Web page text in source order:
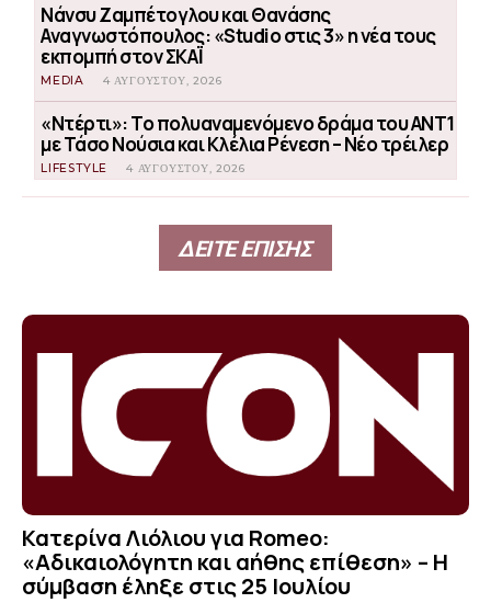
Νάνσυ Ζαμπέτογλου και Θανάσης
Αναγνωστόπουλος: «Studio στις 3» η νέα τους
εκπομπή στον ΣΚΑΪ
MEDIA 4 ΑΥΓΟΎΣΤΟΥ, 2026
«Ντέρτι»: Το πολυαναμενόμενο δράμα του ΑΝΤ1
με Τάσο Νούσια και Κλέλια Ρένεση – Νέο τρέιλερ
LIFESTYLE 4 ΑΥΓΟΎΣΤΟΥ, 2026
ΔΕΙΤΕ ΕΠΙΣΗΣ
Κατερίνα Λιόλιου για Romeo:
«Αδικαιολόγητη και αήθης επίθεση» – Η
σύμβαση έληξε στις 25 Ιουλίου